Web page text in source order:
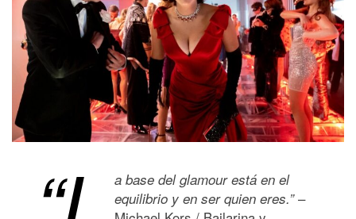
a base del glamour está en el
equilibrio y en ser quien eres.”–